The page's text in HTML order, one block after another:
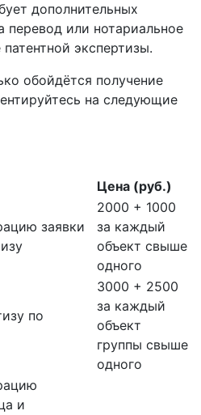
дополнительных
перевод или нотариальное
экспертизы.
обойдётся получение
на следующие
Цена (руб.)
заявки
2000 + 1000
за каждый
объект свыше
одного
по
3000 + 2500
за каждый
объект
группы свыше
одного
и